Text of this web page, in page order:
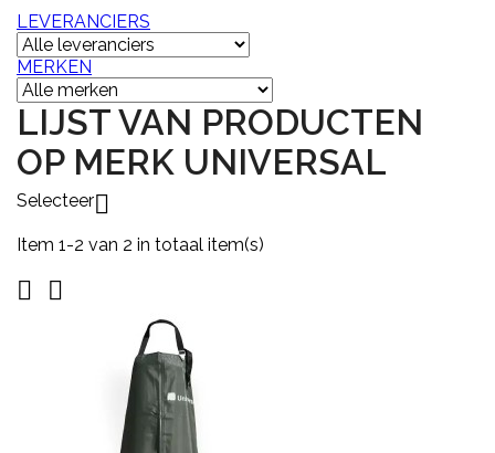
LEVERANCIERS
MERKEN
LIJST VAN PRODUCTEN
OP MERK UNIVERSAL
Selecteer
Item 1-2 van 2 in totaal item(s)
 